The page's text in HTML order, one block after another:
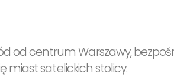
od centrum Warszawy,
miast satelickich stolicy.